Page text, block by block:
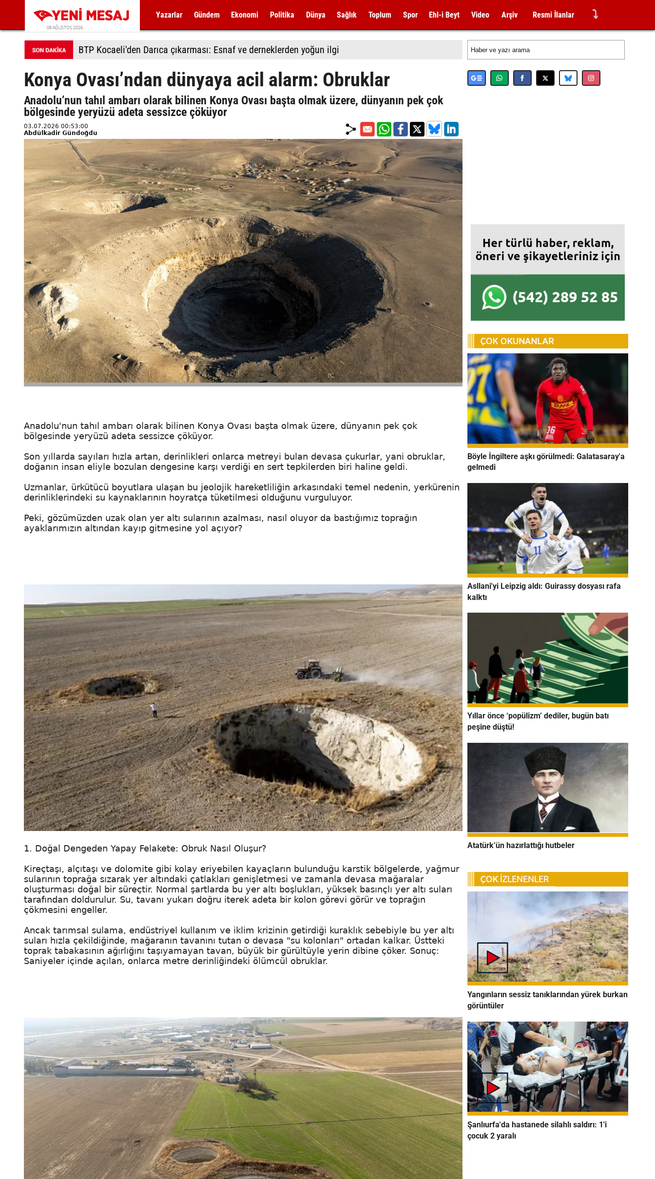
08 AĞUSTOS 2026
Yazarlar Gündem Ekonomi Politika Dünya Sağlık Toplum Spor Ehl-i Beyt Video Arşiv Resmi İlanlar ⤵
BTP Kocaeli'den Darıca çıkarması: Esnaf ve derneklerden yoğun ilgi
Konya Ovası’ndan dünyaya acil alarm: Obruklar
Anadolu’nun tahıl ambarı olarak bilinen Konya Ovası başta olmak üzere, dünyanın pek çok
bölgesinde yeryüzü adeta sessizce çöküyor
03.07.2026 00:53:00
Abdülkadir Gündoğdu
Anadolu'nun tahıl ambarı olarak bilinen Konya Ovası başta olmak üzere, dünyanın pek çok
bölgesinde yeryüzü adeta sessizce çöküyor.
Son yıllarda sayıları hızla artan, derinlikleri onlarca metreyi bulan devasa çukurlar, yani obruklar,
doğanın insan eliyle bozulan dengesine karşı verdiği en sert tepkilerden biri haline geldi.
Uzmanlar, ürkütücü boyutlara ulaşan bu jeolojik hareketliliğin arkasındaki temel nedenin, yerkürenin
derinliklerindeki su kaynaklarının hoyratça tüketilmesi olduğunu vurguluyor.
Peki, gözümüzden uzak olan yer altı sularının azalması, nasıl oluyor da bastığımız toprağın
ayaklarımızın altından kayıp gitmesine yol açıyor?
1. Doğal Dengeden Yapay Felakete: Obruk Nasıl Oluşur?
Kireçtaşı, alçıtaşı ve dolomite gibi kolay eriyebilen kayaçların bulunduğu karstik bölgelerde, yağmur
sularının toprağa sızarak yer altındaki çatlakları genişletmesi ve zamanla devasa mağaralar
oluşturması doğal bir süreçtir. Normal şartlarda bu yer altı boşlukları, yüksek basınçlı yer altı suları
tarafından doldurulur. Su, tavanı yukarı doğru iterek adeta bir kolon görevi görür ve toprağın
çökmesini engeller.
Ancak tarımsal sulama, endüstriyel kullanım ve iklim krizinin getirdiği kuraklık sebebiyle bu yer altı
suları hızla çekildiğinde, mağaranın tavanını tutan o devasa "su kolonları" ortadan kalkar. Üstteki
toprak tabakasının ağırlığını taşıyamayan tavan, büyük bir gürültüyle yerin dibine çöker. Sonuç:
Saniyeler içinde açılan, onlarca metre derinliğindeki ölümcül obruklar.
Böyle İngiltere aşkı görülmedi: Galatasaray'a
gelmedi
Asllani'yi Leipzig aldı: Guirassy dosyası rafa
kalktı
Yıllar önce ‘popülizm’ dediler, bugün batı
peşine düştü!
Atatürk’ün hazırlattığı hutbeler
Yangınların sessiz tanıklarından yürek burkan
görüntüler
Şanlıurfa'da hastanede silahlı saldırı: 1'i
çocuk 2 yaralı